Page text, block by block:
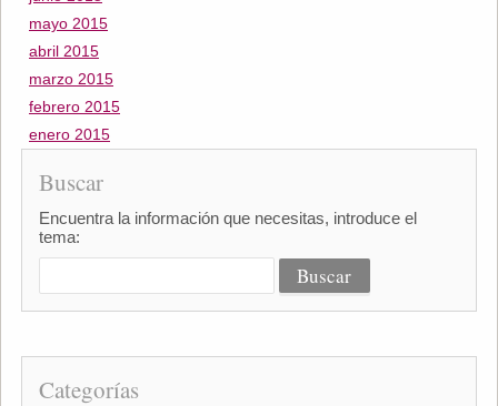
mayo 2015
abril 2015
marzo 2015
febrero 2015
enero 2015
Buscar
Encuentra la información que necesitas, introduce el
tema:
Categorías